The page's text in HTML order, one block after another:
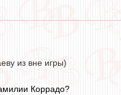
из вне игры)
Коррадо?